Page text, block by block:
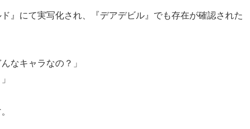
』にて実写化され、『デアデビル』でも存在が確認された
なキャラなの？」